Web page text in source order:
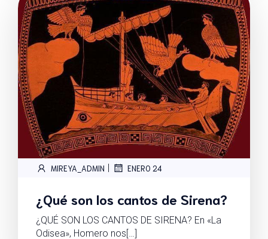
MIREYA_ADMIN | ENERO 24
¿Qué son los cantos de Sirena?
¿QUÉ SON LOS CANTOS DE SIRENA? En «La
Odisea», Homero nos[…]